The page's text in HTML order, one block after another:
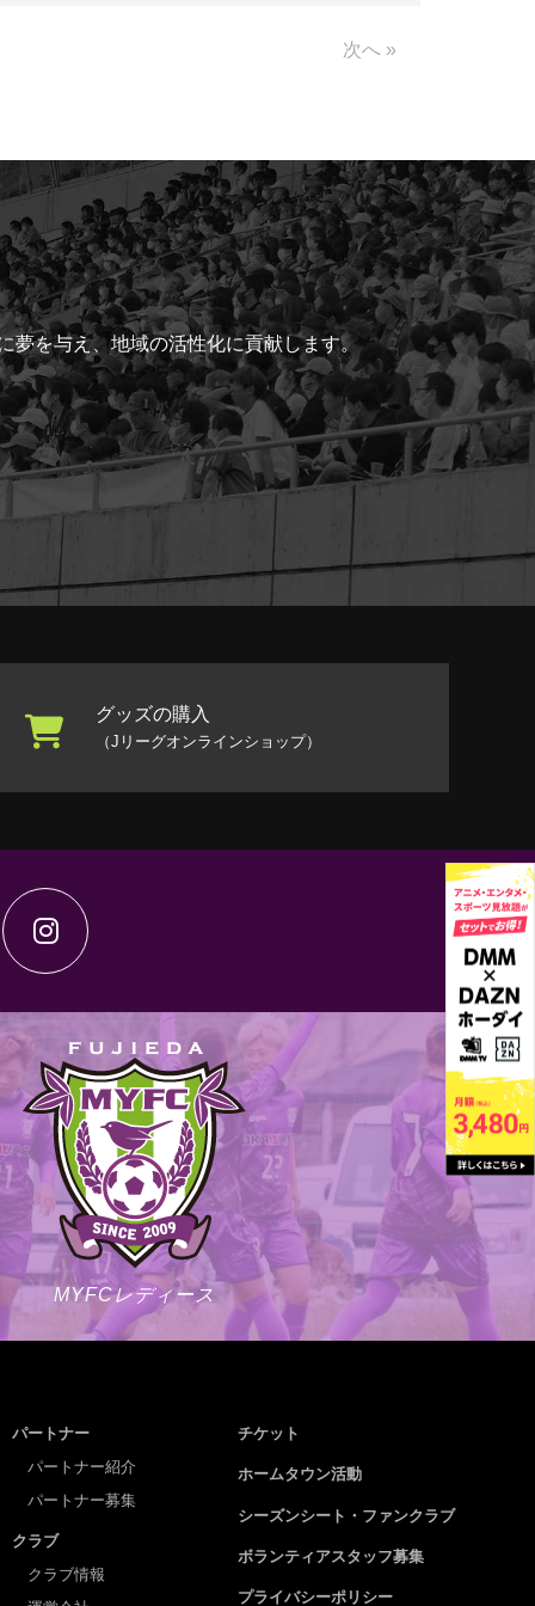
次へ »
夢を与え、地域の活性化に貢献します。
グッズの購入
（Jリーグオンラインショップ）
MYFCレディース
パートナー
パートナー紹介
パートナー募集
クラブ
クラブ情報
チケット
ホームタウン活動
シーズンシート・ファンクラブ
ボランティアスタッフ募集
プライバシーポリシー